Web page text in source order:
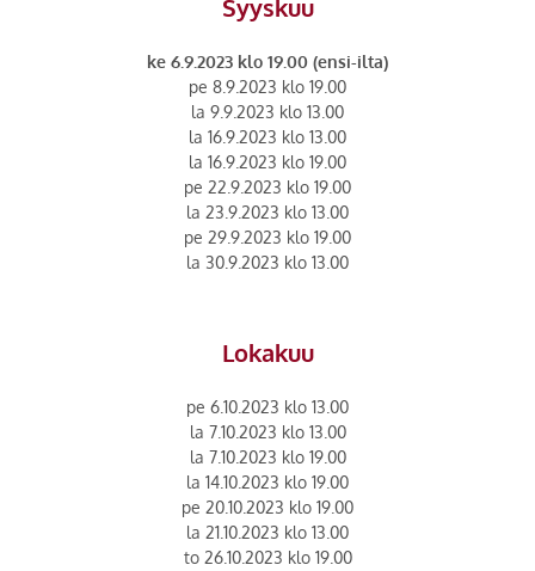
Syyskuu
ke 6.9.2023 klo 19.00 (ensi-ilta)
pe 8.9.2023 klo 19.00
la 9.9.2023 klo 13.00
la 16.9.2023 klo 13.00
la 16.9.2023 klo 19.00
pe 22.9.2023 klo 19.00
la 23.9.2023 klo 13.00
pe 29.9.2023 klo 19.00
la 30.9.2023 klo 13.00
Lokakuu
pe 6.10.2023 klo 13.00
la 7.10.2023 klo 13.00
la 7.10.2023 klo 19.00
la 14.10.2023 klo 19.00
pe 20.10.2023 klo 19.00
la 21.10.2023 klo 13.00
to 26.10.2023 klo 19.00